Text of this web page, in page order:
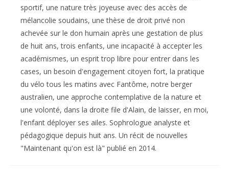
sportif, une nature très joyeuse avec des accès de
mélancolie soudains, une thèse de droit privé non
achevée sur le don humain après une gestation de plus
de huit ans, trois enfants, une incapacité à accepter les
académismes, un esprit trop libre pour entrer dans les
cases, un besoin d'engagement citoyen fort, la pratique
du vélo tous les matins avec Fantôme, notre berger
australien, une approche contemplative de la nature et
une volonté, dans la droite file d'Alain, de laisser, en moi,
l'enfant déployer ses ailes. Sophrologue analyste et
pédagogique depuis huit ans. Un récit de nouvelles
"Maintenant qu'on est là" publié en 2014.